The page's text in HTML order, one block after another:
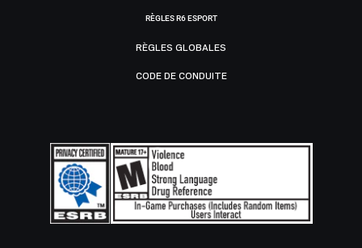
RÈGLES R6 ESPORT
RÈGLES GLOBALES
CODE DE CONDUITE